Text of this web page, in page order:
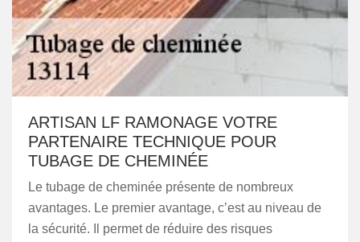
ARTISAN LF RAMONAGE VOTRE
PARTENAIRE TECHNIQUE POUR
TUBAGE DE CHEMINÉE
Le tubage de cheminée présente de nombreux
avantages. Le premier avantage, c’est au niveau de
la sécurité. Il permet de réduire des risques